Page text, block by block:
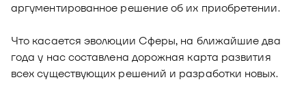
аргументированное решение об их приобретении.
Что касается эволюции Сферы, на ближайшие два
года у нас составлена дорожная карта развития
всех существующих решений и разработки новых.